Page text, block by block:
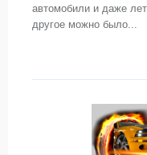
автомобили и даже
другое можно было...